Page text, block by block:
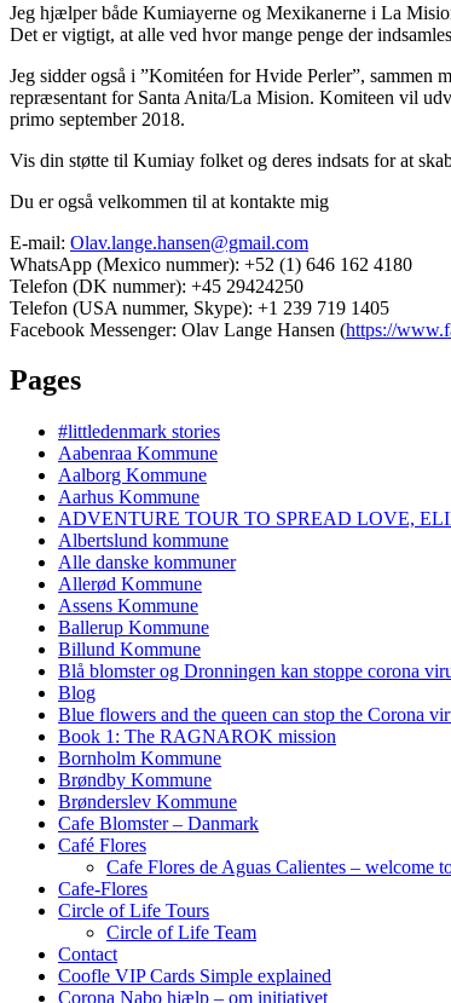
Jeg hjælper både Kumiayerne og Mexikanerne i La
Det er vigtigt, at alle ved hvor mange penge der
Jeg sidder også i ”Komitéen for Hvide Perler”, sammen
repræsentant for Santa Anita/La Mision. Komiteen vil
primo september 2018.
Vis din støtte til Kumiay folket og deres indsats for at
Du er også velkommen til at kontakte mig
E-mail: Olav.lange.hansen@gmail.com
WhatsApp (Mexico nummer): +52 (1) 646 162 4180
Telefon (DK nummer): +45 29424250
Telefon (USA nummer, Skype): +1 239 719 1405
Facebook Messenger: Olav Lange Hansen (https://
Pages
#littledenmark stories
Aabenraa Kommune
Aalborg Kommune
Aarhus Kommune
ADVENTURE TOUR TO SPREAD LOVE,
Albertslund kommune
Alle danske kommuner
Allerød Kommune
Assens Kommune
Ballerup Kommune
Billund Kommune
Blå blomster og Dronningen kan stoppe corona
Blog
Blue flowers and the queen can stop the Corona
Book 1: The RAGNAROK mission
Bornholm Kommune
Brøndby Kommune
Brønderslev Kommune
Cafe Blomster – Danmark
Café Flores
Cafe Flores de Aguas Calientes – welcome
Cafe-Flores
Circle of Life Tours
Circle of Life Team
Contact
Coofle VIP Cards Simple explained
Corona Nabo hjælp – om initiativet